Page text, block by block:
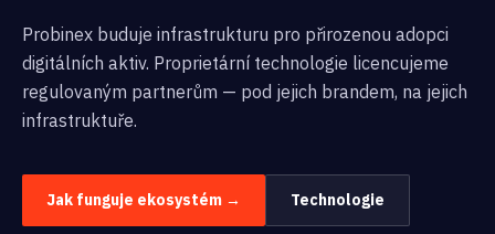
Probinex buduje infrastrukturu pro přirozenou adopci
digitálních aktiv. Proprietární technologie licencujeme
regulovaným partnerům — pod jejich brandem, na jejich
infrastruktuře.
Jak funguje ekosystém → Technologie